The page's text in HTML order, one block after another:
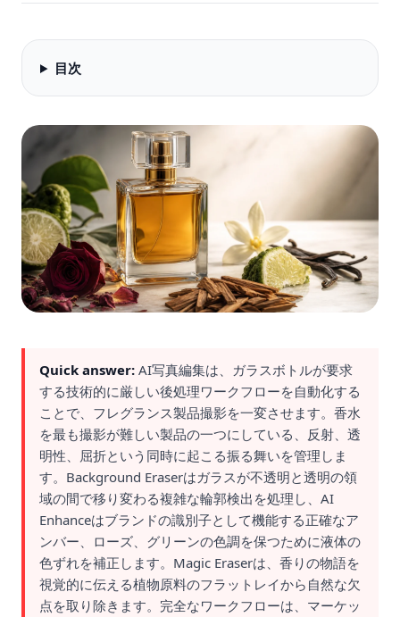
目次
Quick answer: AI写真編集は、ガラスボトルが要求
する技術的に厳しい後処理ワークフローを自動化する
ことで、フレグランス製品撮影を一変させます。香水
を最も撮影が難しい製品の一つにしている、反射、透
明性、屈折という同時に起こる振る舞いを管理しま
す。Background Eraserはガラスが不透明と透明の領
域の間で移り変わる複雑な輪郭検出を処理し、AI
Enhanceはブランドの識別子として機能する正確なア
ンバー、ローズ、グリーンの色調を保つために液体の
色ずれを補正します。Magic Eraserは、香りの物語を
視覚的に伝える植物原料のフラットレイから自然な欠
点を取り除きます。完全なワークフローは、マーケッ